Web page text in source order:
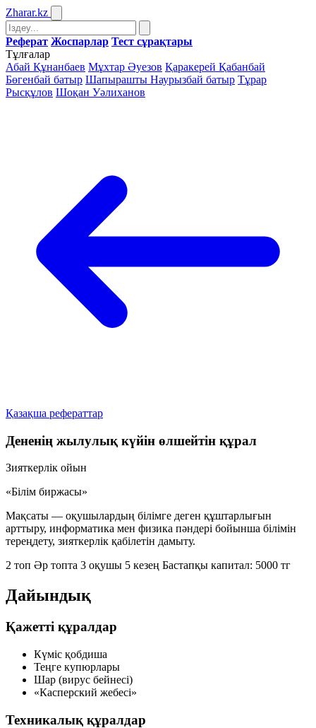
Zharar.kz
Реферат Жоспарлар Тест сұрақтары
Тұлғалар
Абай Құнанбаев Мұхтар Әуезов Қаракерей Қабанбай
Бөгенбай батыр Шапырашты Наурызбай батыр Тұрар
Рысқұлов Шоқан Уәлиханов
Қазақша рефераттар
Дененің жылулық күйін өлшейтін құрал
Зияткерлік ойын
«Білім биржасы»
Мақсаты — оқушылардың білімге деген құштарлығын
арттыру, информатика мен физика пәндері бойынша білімін
тереңдету, зияткерлік қабілетін дамыту.
2 топ Әр топта 3 оқушы 5 кезең Бастапқы капитал: 5000 тг
Дайындық
Қажетті құралдар
Күміс қобдиша
Теңге купюрлары
Шар (вирус бейнесі)
«Касперский жебесі»
Техникалық құралдар